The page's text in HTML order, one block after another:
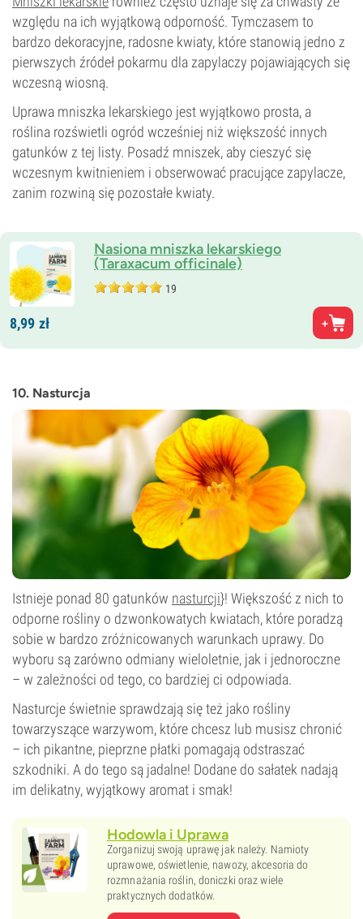
względu na ich wyjątkową odporność. Tymczasem to
bardzo dekoracyjne, radosne kwiaty, które stanowią jedno z
pierwszych źródeł pokarmu dla zapylaczy pojawiających się
wczesną wiosną.
Uprawa mniszka lekarskiego jest wyjątkowo prosta, a
roślina rozświetli ogród wcześniej niż większość innych
gatunków z tej listy. Posadź mniszek, aby cieszyć się
wczesnym kwitnieniem i obserwować pracujące zapylacze,
zanim rozwiną się pozostałe kwiaty.
Nasiona mniszka lekarskiego
(Taraxacum officinale)
19
8,99 zł
10. Nasturcja
Istnieje ponad 80 gatunków nasturcji}! Większość z nich to
odporne rośliny o dzwonkowatych kwiatach, które poradzą
sobie w bardzo zróżnicowanych warunkach uprawy. Do
wyboru są zarówno odmiany wieloletnie, jak i jednoroczne
– w zależności od tego, co bardziej ci odpowiada.
Nasturcje świetnie sprawdzają się też jako rośliny
towarzyszące warzywom, które chcesz lub musisz chronić
– ich pikantne, pieprzne płatki pomagają odstraszać
szkodniki. A do tego są jadalne! Dodane do sałatek nadają
im delikatny, wyjątkowy aromat i smak!
Hodowla i Uprawa
Zorganizuj swoją uprawę jak należy. Namioty
uprawowe, oświetlenie, nawozy, akcesoria do
rozmnażania roślin, doniczki oraz wiele
praktycznych dodatków.